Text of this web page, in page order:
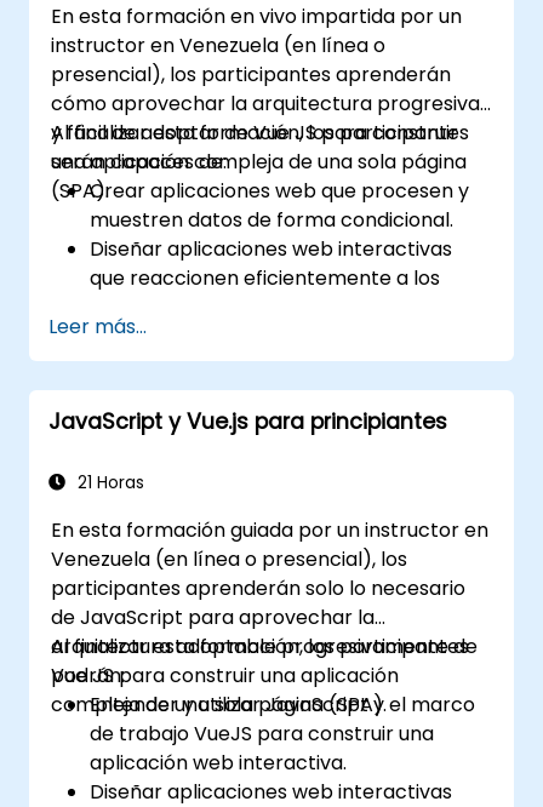
En esta formación en vivo impartida por un
instructor en Venezuela (en línea o
presencial), los participantes aprenderán
cómo aprovechar la arquitectura progresiva
y fácil de adoptar de Vue JS para construir
una aplicación compleja de una sola página
(SPA).
Al finalizar esta formación, los participantes
serán capaces de:
Crear aplicaciones web que procesen y
muestren datos de forma condicional.
Diseñar aplicaciones web interactivas
que reaccionen eficientemente a los
Escribir código modular y reutilizable.
Transformar gradualmente una vista en
una aplicación completa de una sola
página.
existente.
extender las capacidades del framework.
Leer más...
JavaScript y Vue.js para principiantes
21 Horas
En esta formación guiada por un instructor en
Venezuela (en línea o presencial), los
participantes aprenderán solo lo necesario
de JavaScript para aprovechar la
arquitectura adoptable progresivamente de
Vue JS para construir una aplicación
compleja de una sola página (SPA).
Al finalizar esta formación, los participantes
podrán:
Entender y utilizar JavaScript y el marco
de trabajo VueJS para construir una
aplicación web interactiva.
Diseñar aplicaciones web interactivas